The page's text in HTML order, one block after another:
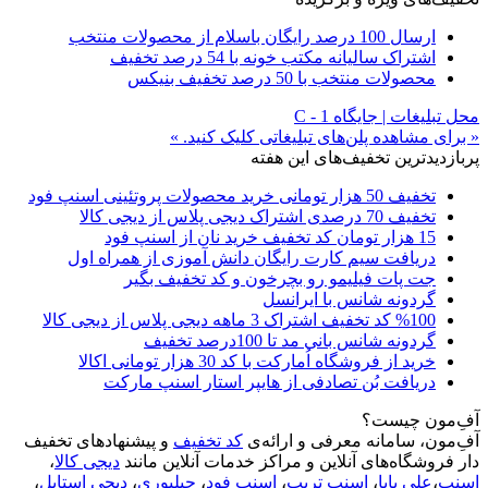
ارسال 100 درصد رایگان باسلام از محصولات منتخب
اشتراک سالیانه مکتب خونه با 54 درصد تخفیف
محصولات منتخب با 50 درصد تخفیف بنیکس
محل تبلیغات | جایگاه C - 1
« برای مشاهده پلن‌های تبلیغاتی کلیک کنید. »
پربازدیدترین تخفیف‌های این هفته
تخفیف 50 هزار تومانی خرید محصولات پروتئینی اسنپ فود
تخفیف 70 درصدی اشتراک دیجی پلاس از دیجی کالا
15 هزار تومان کد تخفیف خرید نان از اسنپ فود
دریافت سیم کارت رایگان دانش آموزی از همراه اول
جت پات فیلیمو رو بچرخون و کد تخفیف بگیر
گردونه شانس با ایرانسل
%100 کد تخفیف اشتراک 3 ماهه دیجی پلاس از دیجی کالا
گردونه شانس بانی مد تا 100درصد تخفیف
خرید از فروشگاه اُمارکت با کد 30 هزار تومانی اکالا
دریافت بُن تصادفی از هایپر استار اسنپ مارکت
آفِ‌مون چیست؟
آفِ‌مون، سامانه معرفی و ارائه‌ی کد تخفیف و پیشنهادهای تخفیف
دار فروشگاه‌های آنلاین و مراکز خدمات آنلاین مانند دیجی کالا،
اسنپ،علی بابا، اسنپ تریپ، اسنپ فود، چیلیوری، دیجی استایل،